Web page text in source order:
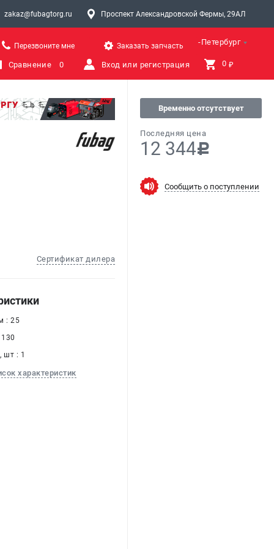
zakaz@fubagtorg.ru Проспект Александровской Фермы, 29АЛ
Санкт-Петербург
Перезвоните мне Заказать запчасть
Сравнение 0 Вход или регистрация 0 ₽
Сертификат дилера
Временно отсутствует
Последняя цена
12 344c
Сообщить о поступлении
: 25
шт : 1
характеристик